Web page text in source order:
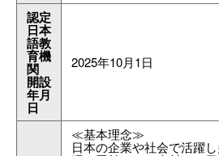
認定
日本
語教
育機
関
開設
年月
日
2025年10月1日
≪基本理念≫
日本の企業や社会で活躍